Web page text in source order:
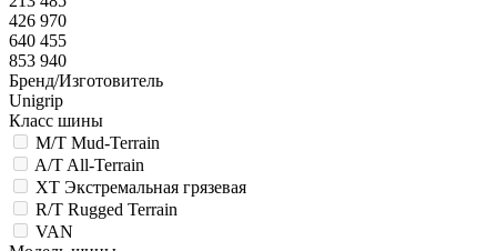
426 970
640 455
853 940
Бренд/Изготовитель
Unigrip
Класс шины
M/T Mud-Terrain
A/T All-Terrain
XT Экстремальная грязевая
R/T Rugged Terrain
VAN